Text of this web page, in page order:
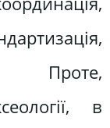
Проте,
в